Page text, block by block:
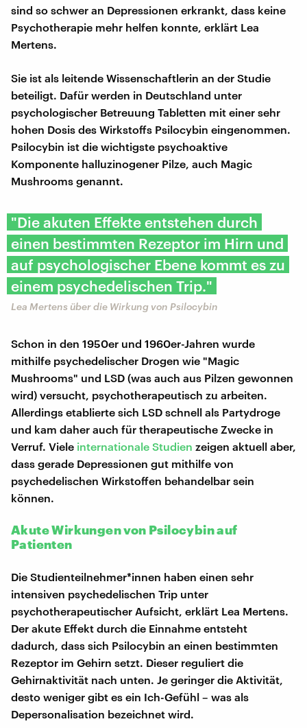
sind so schwer an Depressionen erkrankt, dass keine
Psychotherapie mehr helfen konnte, erklärt Lea
Mertens.
Sie ist als leitende Wissenschaftlerin an der Studie
beteiligt. Dafür werden in Deutschland unter
psychologischer Betreuung Tabletten mit einer sehr
hohen Dosis des Wirkstoffs Psilocybin eingenommen.
Psilocybin ist die wichtigste psychoaktive
Komponente halluzinogener Pilze, auch Magic
Mushrooms genannt.
"Die akuten Effekte entstehen durch
einen bestimmten Rezeptor im Hirn und
auf psychologischer Ebene kommt es zu
einem psychedelischen Trip."
Lea Mertens über die Wirkung von Psilocybin
Schon in den 1950er und 1960er-Jahren wurde
mithilfe psychedelischer Drogen wie "Magic
Mushrooms" und LSD (was auch aus Pilzen gewonnen
wird) versucht, psychotherapeutisch zu arbeiten.
Allerdings etablierte sich LSD schnell als Partydroge
und kam daher auch für therapeutische Zwecke in
Verruf. Viele internationale Studien zeigen aktuell aber,
dass gerade Depressionen gut mithilfe von
psychedelischen Wirkstoffen behandelbar sein
können.
Akute Wirkungen von Psilocybin auf
Patienten
Die Studienteilnehmer*innen haben einen sehr
intensiven psychedelischen Trip unter
psychotherapeutischer Aufsicht, erklärt Lea Mertens.
Der akute Effekt durch die Einnahme entsteht
dadurch, dass sich Psilocybin an einen bestimmten
Rezeptor im Gehirn setzt. Dieser reguliert die
Gehirnaktivität nach unten. Je geringer die Aktivität,
desto weniger gibt es ein Ich-Gefühl – was als
Depersonalisation bezeichnet wird.